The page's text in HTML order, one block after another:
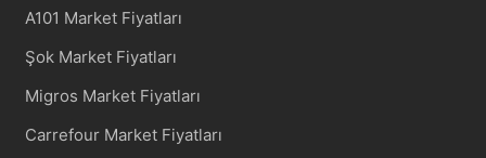
A101 Market Fiyatları
Şok Market Fiyatları
Migros Market Fiyatları
Carrefour Market Fiyatları